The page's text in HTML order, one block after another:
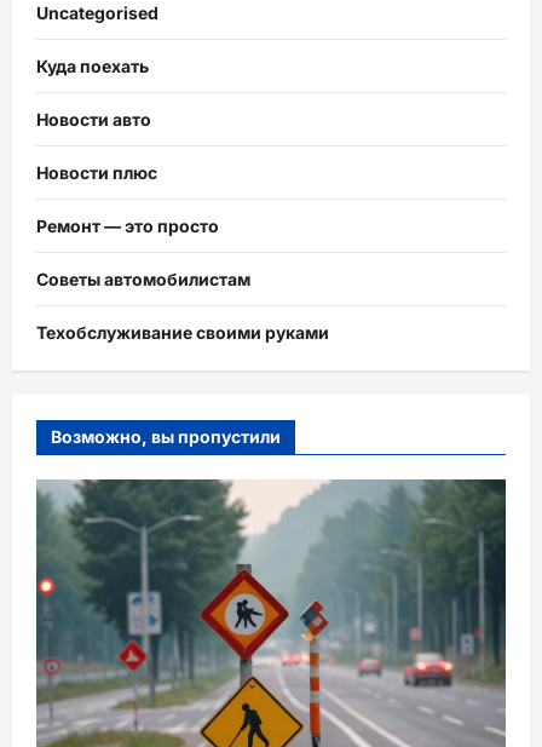
Uncategorised
Куда поехать
Новости авто
Новости плюс
Ремонт — это просто
Советы автомобилистам
Техобслуживание своими руками
Возможно, вы пропустили